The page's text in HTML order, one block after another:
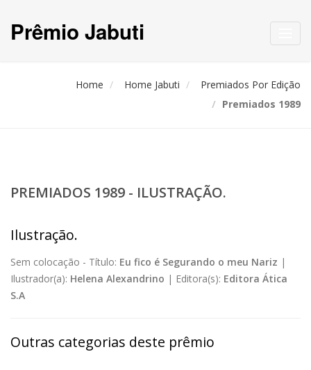
Prêmio Jabuti
Home Home Jabuti
Premiados Por Edição
Premiados 1989
PREMIADOS 1989 - ILUSTRAÇÃO.
Ilustração.
Sem colocação - Título: Eu fico é Segurando o meu Nariz |
Ilustrador(a): Helena Alexandrino | Editora(s): Editora Ática
S.A
Outras categorias deste prêmio